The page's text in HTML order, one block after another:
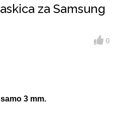
za Samsung
0
3 mm.